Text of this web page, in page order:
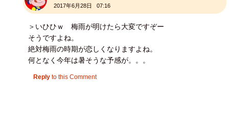
2017年6月28日 07:16
＞いひひｗ 梅雨が明けたら大変ですぞー
そうですよね。
絶対梅雨の時期が恋しくなりますよね。
何となく今年は暑そうな予感が。。。
Reply to this Comment